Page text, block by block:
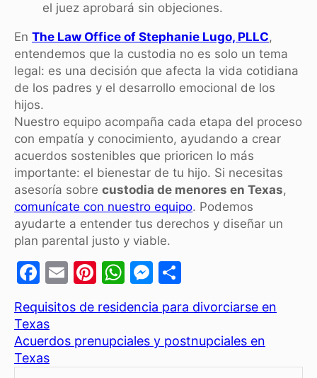
el juez aprobará sin objeciones.
En The Law Office of Stephanie Lugo, PLLC,
entendemos que la custodia no es solo un tema
legal: es una decisión que afecta la vida cotidiana
de los padres y el desarrollo emocional de los
hijos.
Nuestro equipo acompaña cada etapa del proceso
con empatía y conocimiento, ayudando a crear
acuerdos sostenibles que prioricen lo más
importante: el bienestar de tu hijo. Si necesitas
asesoría sobre custodia de menores en Texas,
comunícate con nuestro equipo. Podemos
ayudarte a entender tus derechos y diseñar un
plan parental justo y viable.
F
a
c
e
b
E
m
ai
l
Pi
nt
er
e
st
W
h
at
s
A
M
s
s
e
m
p
ar
Requisitos de residencia para divorciarse en
Texas
Acuerdos prenupciales y postnupciales en
Texas